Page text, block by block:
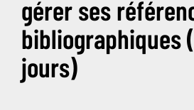
Publications
gérer ses
bibliographiques
jours)